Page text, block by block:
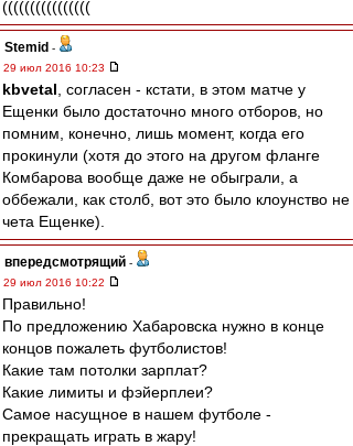
((((((((((((((((
Stemid -
29 июл 2016 10:23
kbvetal , согласен - кстати, в этом матче у
Ещенки было достаточно много отборов, но
помним, конечно, лишь момент, когда его
прокинули (хотя до этого на другом фланге
Комбарова вообще даже не обыграли, а
оббежали, как столб, вот это было клоунство не
чета Ещенке).
впередсмотрящий -
29 июл 2016 10:22
Правильно!
По предложению Хабаровска нужно в конце
концов пожалеть футболистов!
Какие там потолки зарплат?
Какие лимиты и фэйерплеи?
Самое насущное в нашем футболе -
прекращать играть в жару!